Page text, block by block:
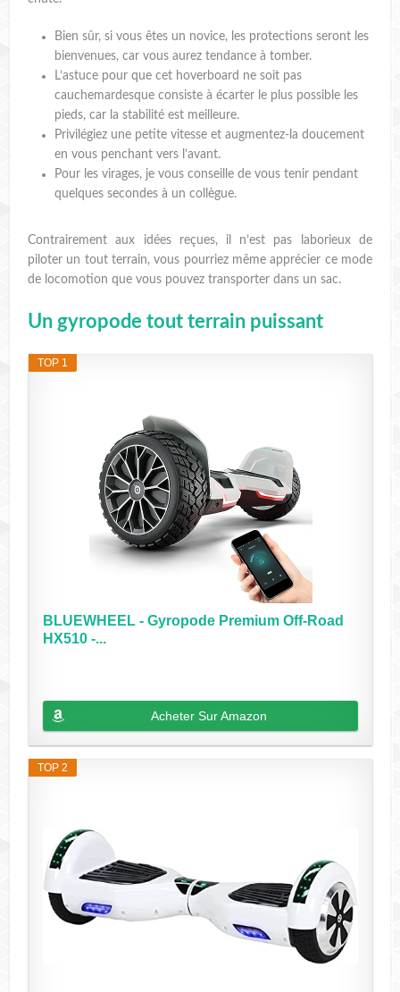
Bien sûr, si vous êtes un novice, les protections seront les
bienvenues, car vous aurez tendance à tomber.
L’astuce pour que cet hoverboard ne soit pas
cauchemardesque consiste à écarter le plus possible les
pieds, car la stabilité est meilleure.
Privilégiez une petite vitesse et augmentez-la doucement
en vous penchant vers l’avant.
Pour les virages, je vous conseille de vous tenir pendant
quelques secondes à un collègue.
Contrairement aux idées reçues, il n’est pas laborieux de
piloter un tout terrain, vous pourriez même apprécier ce mode
de locomotion que vous pouvez transporter dans un sac.
Un gyropode tout terrain puissant
TOP 1
BLUEWHEEL - Gyropode Premium Off-Road
HX510 -...
Acheter Sur Amazon
TOP 2